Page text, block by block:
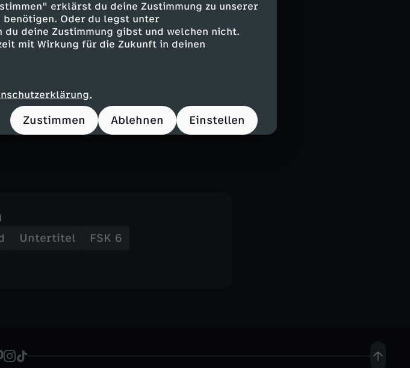
erklärst du deine Zustimmung zu unserer
Oder du legst unter
deine Zustimmung gibst und welchen nicht.
mit Wirkung für die Zukunft in deinen
Zustimmen Ablehnen Einstellen
Untertitel
FSK 6